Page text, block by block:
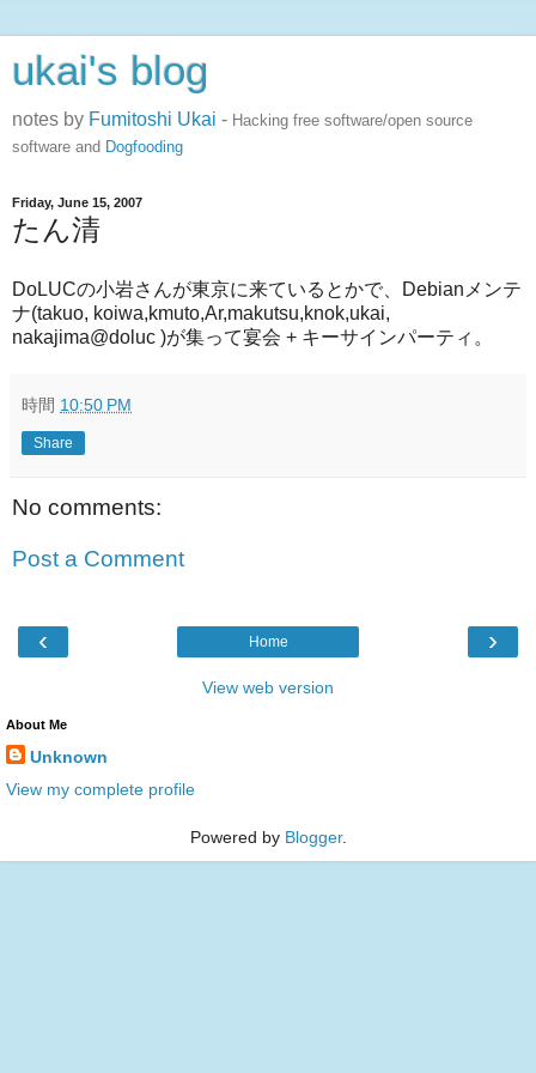
ukai's blog
notes by Fumitoshi Ukai - Hacking free software/open source
software and Dogfooding
Friday, June 15, 2007
たん清
DoLUCの小岩さんが東京に来ているとかで、Debianメンテ
ナ(takuo, koiwa,kmuto,Ar,makutsu,knok,ukai,
nakajima@doluc )が集って宴会 + キーサインパーティ。
時間 10:50 PM
Share
No comments:
Post a Comment
‹ ›
Home
View web version
About Me
Unknown
View my complete profile
Powered by Blogger.